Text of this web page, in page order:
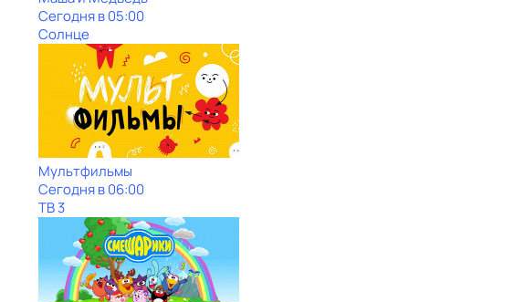
Сегодня в 05:00
Солнце
Мультфильмы
Сегодня в 06:00
ТВ 3